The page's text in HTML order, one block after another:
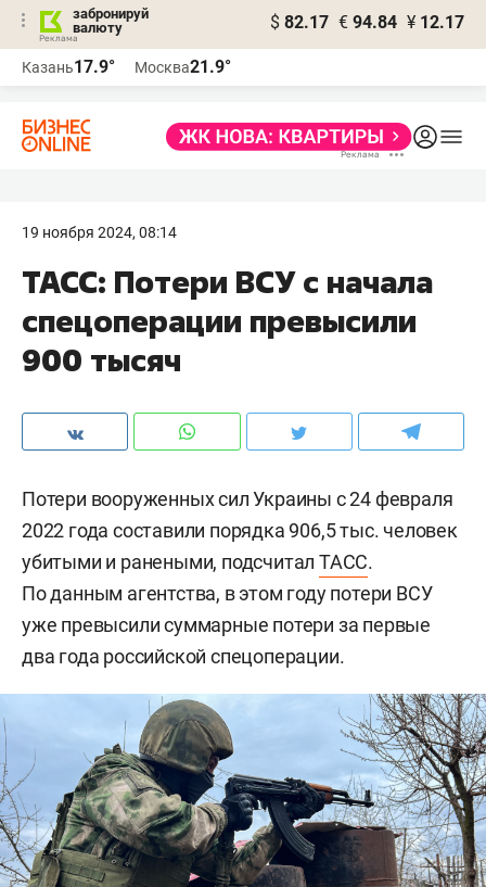
забронируй
валюту
$ 82.17 € 94.84 ¥ 12.17
Казань17.9° Москва21.9°
19 ноября 2024, 08:14
ТАСС: Потери ВСУ с начала
спецоперации превысили
900 тысяч
Потери вооруженных сил Украины с 24 февраля
2022 года составили порядка 906,5 тыс. человек
убитыми и ранеными, подсчиталТАСС.
По данным агентства, в этом году потери ВСУ
уже превысили суммарные потери за первые
два года российской спецоперации.